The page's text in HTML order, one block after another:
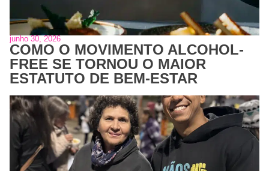
junho 30, 2026
COMO O MOVIMENTO ALCOHOL-
FREE SE TORNOU O MAIOR
ESTATUTO DE BEM-ESTAR